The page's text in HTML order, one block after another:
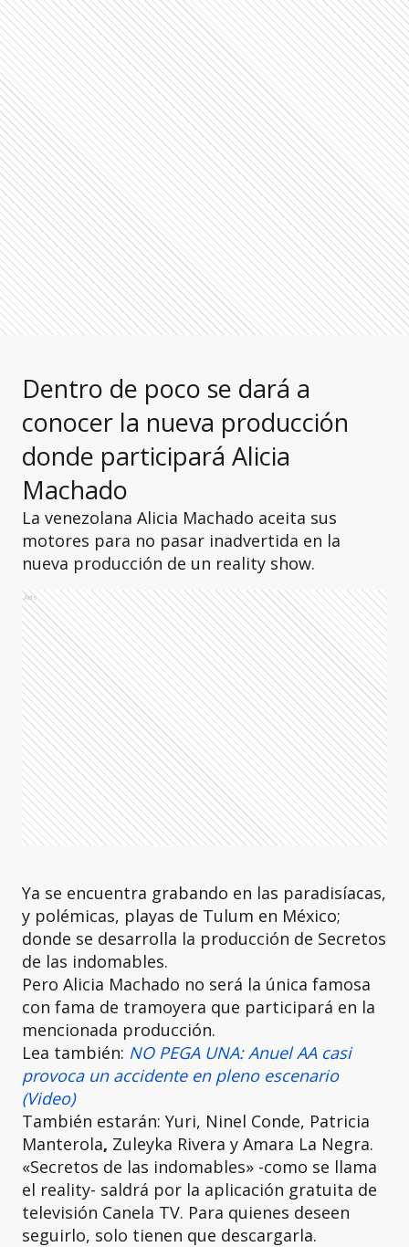
Dentro de poco se dará a
conocer la nueva producción
donde participará Alicia
Machado
La venezolana Alicia Machado aceita sus
motores para no pasar inadvertida en la
nueva producción de un reality show.
Ads
Ya se encuentra grabando en las paradisíacas,
y polémicas, playas de Tulum en México;
donde se desarrolla la producción de Secretos
de las indomables.
Pero Alicia Machado no será la única famosa
con fama de tramoyera que participará en la
mencionada producción.
Lea también: NO PEGA UNA: Anuel AA casi
provoca un accidente en pleno escenario
(Video)
También estarán: Yuri, Ninel Conde, Patricia
Manterola, Zuleyka Rivera y Amara La Negra.
«Secretos de las indomables» -como se llama
el reality- saldrá por la aplicación gratuita de
televisión Canela TV. Para quienes deseen
seguirlo, solo tienen que descargarla.